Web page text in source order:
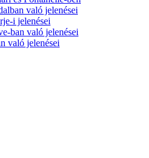
való jelenései
i jelenései
ban való jelenései
való jelenései